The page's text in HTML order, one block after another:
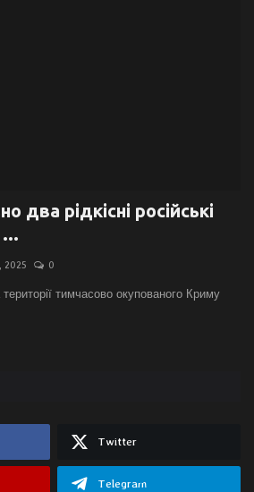
два рідкісні російські
...
2025 0
тимчасово окупованого Криму
Twitter
Telegram